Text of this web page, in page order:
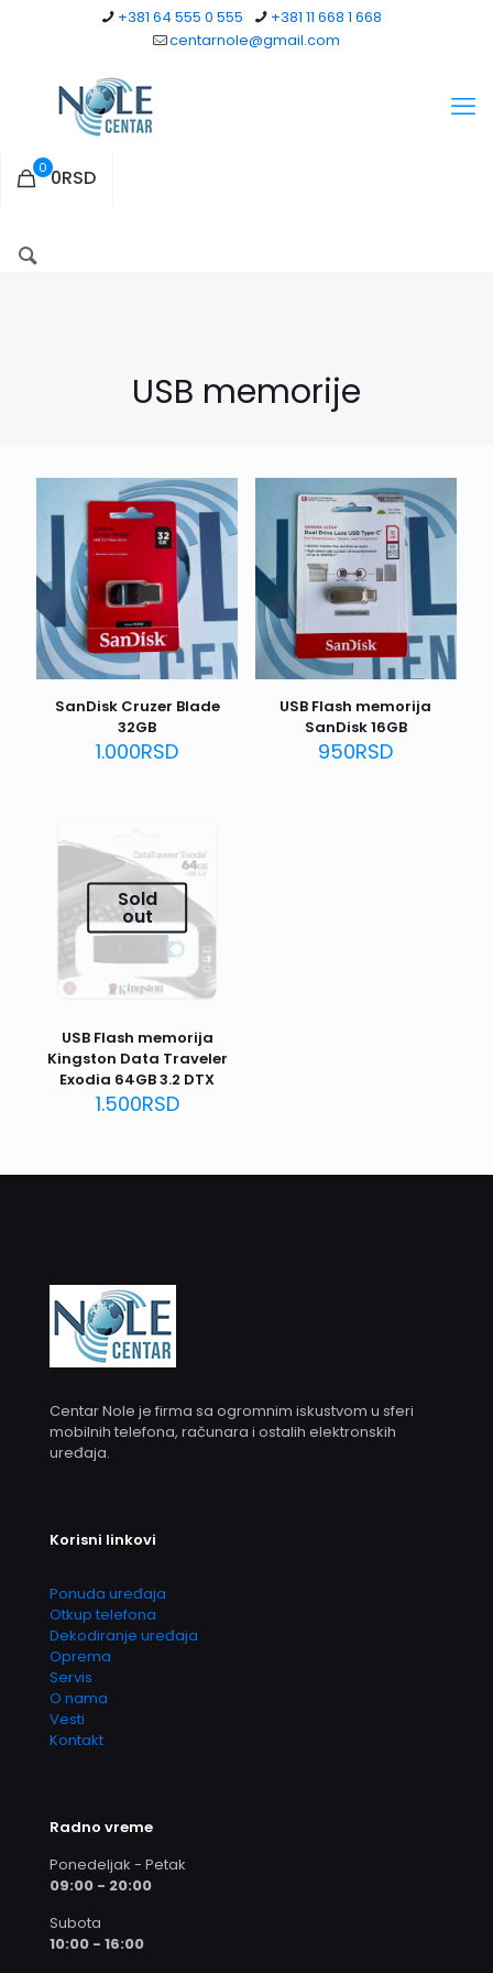
+381 64 555 0 555
+381 11 668 1 668
centarnole@gmail.com
0 0RSD
USB memorije
SanDisk Cruzer Blade
32GB
1.000RSD
USB Flash memorija
SanDisk 16GB
950RSD
Sold
out
USB Flash memorija
Kingston Data Traveler
Exodia 64GB 3.2 DTX
1.500RSD
Centar Nole je firma sa ogromnim iskustvom u sferi
mobilnih telefona, računara i ostalih elektronskih
uređaja.
Korisni linkovi
Ponuda uređaja
Otkup telefona
Dekodiranje uređaja
Oprema
Servis
O nama
Vesti
Kontakt
Radno vreme
Ponedeljak - Petak
09:00 - 20:00
Subota
10:00 - 16:00